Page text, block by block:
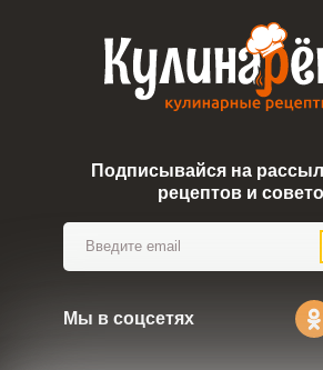
Подписывайся на
рецептов и
Мы в соцсетях